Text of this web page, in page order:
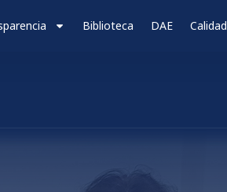
Biblioteca DAE Calidad